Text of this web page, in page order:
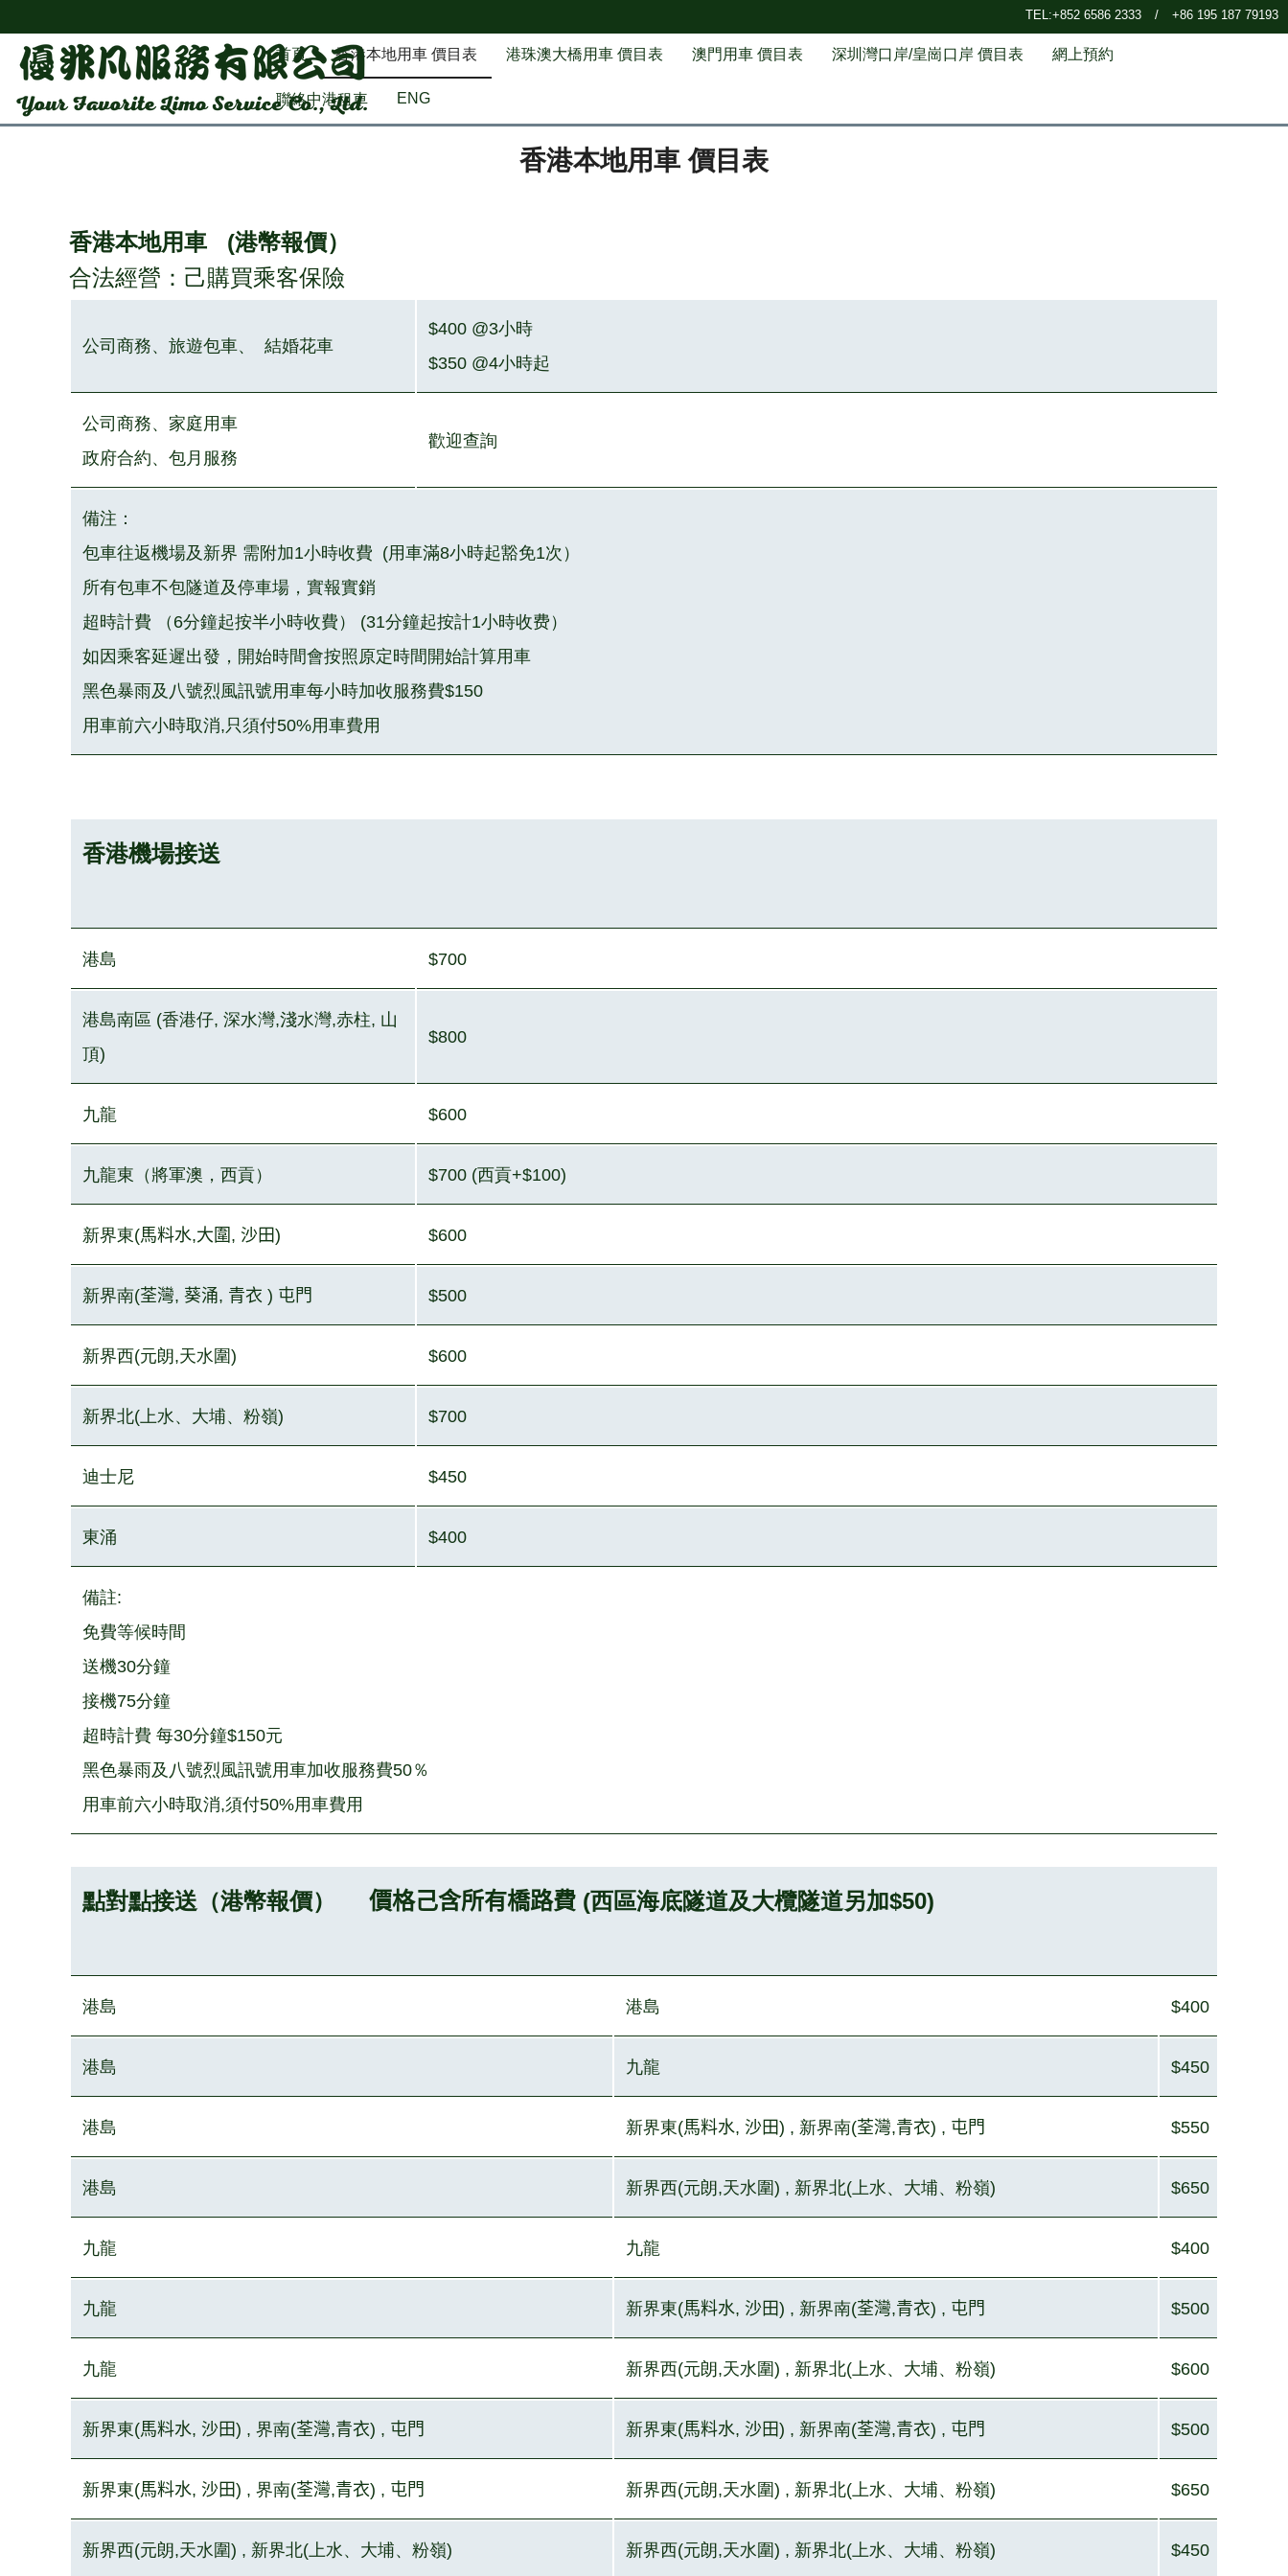
TEL:+852 6586 2333 / +86 195 187 79193
首頁 香港本地用車 價目表 港珠澳大橋用車 價目表 澳門用車 價目表 深圳灣口岸/皇崗口岸 價目表 網上預約
聯絡中港租車 ENG
香港本地用車 價目表
香港本地用車 (港幣報價）
合法經營：己購買乘客保險
公司商務、旅遊包車、 結婚花車
$400 @3小時
$350 @4小時起
公司商務、家庭用車
政府合約、包月服務
歡迎查詢
備注：
包車往返機場及新界 需附加1小時收費 (用車滿8小時起豁免1次）
所有包車不包隧道及停車場，實報實銷
超時計費
（6分鐘起按半小時收費） (31分鐘起按計1小時收费）
如因乘客延遲出發，開始時間會按照原定時間開始計算用車
黑色暴雨及八號烈風訊號用車每小時加收服務費$150
用車前六小時取消,只須付50%用車費用
香港機場接送
港島 $700
港島南區 (香港仔, 深水灣,淺水灣,赤柱, 山
頂)
$800
九龍 $600
九龍東（將軍澳，西貢） $700 (西貢+$100)
新界東(馬料水,大圍 , 沙田) $600
新界南(荃灣, 葵涌, 青衣 ) 屯門 $500
新界西(元朗,天水圍) $600
新界北(上水、大埔、粉嶺) $700
迪士尼 $450
東涌 $400
備註:
免費等候時間
送機30分鐘
接機75分鐘
超時計費 每30分鐘$150元
黑色暴雨及八號烈風訊號用車加收服務費50％
用車前六小時取消,須付50%用車費用
點對點接送（港幣報價） 價格己含所有橋路費 (西區海底隧道及大欖隧道另加$50)
港島 港島 $400
港島 九龍 $450
港島 新界東(馬料水, 沙田) , 新界南(荃灣,青衣) , 屯門 $550
港島 新界西(元朗,天水圍) , 新界北(上水、大埔、粉嶺) $650
九龍 九龍 $400
九龍 新界東(馬料水, 沙田) , 新界南(荃灣,青衣) , 屯門 $500
九龍 新界西(元朗,天水圍) , 新界北(上水、大埔、粉嶺) $600
新界東(馬料水, 沙田) , 界南(荃灣,青衣) , 屯門 新界東(馬料水, 沙田) , 新界南(荃灣,青衣) , 屯門 $500
新界東(馬料水, 沙田) , 界南(荃灣,青衣) , 屯門 新界西(元朗,天水圍) , 新界北(上水、大埔、粉嶺) $650
新界西(元朗,天水圍) , 新界北(上水、大埔、粉嶺) 新界西(元朗,天水圍) , 新界北(上水、大埔、粉嶺) $450